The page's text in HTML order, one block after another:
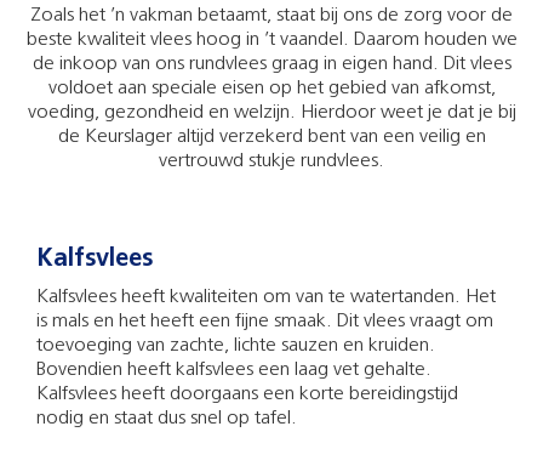
Zoals het ’n vakman betaamt, staat bij ons de zorg voor de
beste kwaliteit vlees hoog in ’t vaandel. Daarom houden we
de inkoop van ons rundvlees graag in eigen hand. Dit vlees
voldoet aan speciale eisen op het gebied van afkomst,
voeding, gezondheid en welzijn. Hierdoor weet je dat je bij
de Keurslager altijd verzekerd bent van een veilig en
vertrouwd stukje rundvlees.
Kalfsvlees
Kalfsvlees heeft kwaliteiten om van te watertanden. Het
is mals en het heeft een fijne smaak. Dit vlees vraagt om
toevoeging van zachte, lichte sauzen en kruiden.
Bovendien heeft kalfsvlees een laag vet gehalte.
Kalfsvlees heeft doorgaans een korte bereidingstijd
nodig en staat dus snel op tafel.